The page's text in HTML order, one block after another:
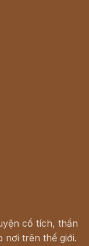
cổ tích, thần
nơi trên thế giới.